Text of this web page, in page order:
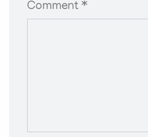
Comment *